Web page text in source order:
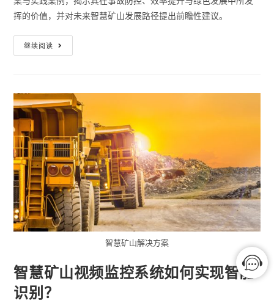
挥的价值，并对未来智慧矿山发展路径提出前瞻性建议。
继续阅读
智慧矿山解决方案
智慧矿山视频监控系统如何实现智能
识别？